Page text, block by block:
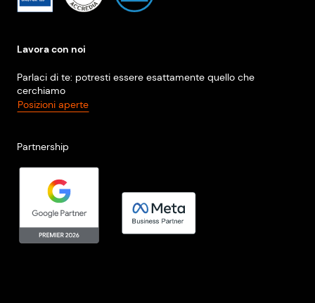
Lavora con noi
Parlaci di te: potresti essere esattamente quello che
cerchiamo
Posizioni aperte
Partnership